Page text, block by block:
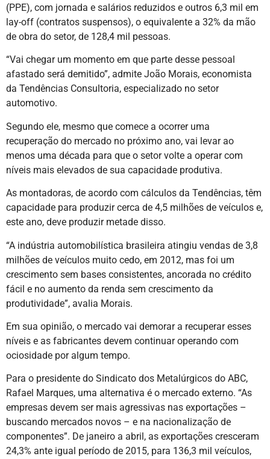
(PPE), com jornada e salários reduzidos e outros 6,3 mil em
lay-off (contratos suspensos), o equivalente a 32% da mão
de obra do setor, de 128,4 mil pessoas.
“Vai chegar um momento em que parte desse pessoal
afastado será demitido”, admite João Morais, economista
da Tendências Consultoria, especializado no setor
automotivo.
Segundo ele, mesmo que comece a ocorrer uma
recuperação do mercado no próximo ano, vai levar ao
menos uma década para que o setor volte a operar com
níveis mais elevados de sua capacidade produtiva.
As montadoras, de acordo com cálculos da Tendências, têm
capacidade para produzir cerca de 4,5 milhões de veículos e,
este ano, deve produzir metade disso.
“A indústria automobilística brasileira atingiu vendas de 3,8
milhões de veículos muito cedo, em 2012, mas foi um
crescimento sem bases consistentes, ancorada no crédito
fácil e no aumento da renda sem crescimento da
produtividade”, avalia Morais.
Em sua opinião, o mercado vai demorar a recuperar esses
níveis e as fabricantes devem continuar operando com
ociosidade por algum tempo.
Para o presidente do Sindicato dos Metalúrgicos do ABC,
Rafael Marques, uma alternativa é o mercado externo. “As
empresas devem ser mais agressivas nas exportações –
buscando mercados novos – e na nacionalização de
componentes”. De janeiro a abril, as exportações cresceram
24,3% ante igual período de 2015, para 136,3 mil veículos,